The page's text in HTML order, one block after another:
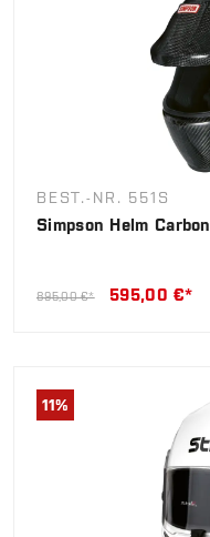
BEST.-NR. 551S
Simpson Helm
895,00 €* 595,00 €*
11%